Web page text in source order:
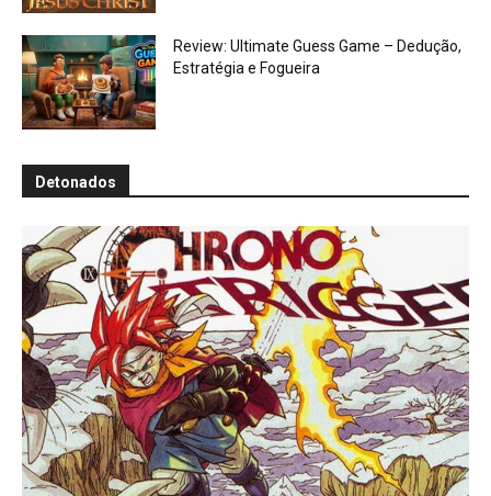
Review: Ultimate Guess Game – Dedução,
Estratégia e Fogueira
Detonados